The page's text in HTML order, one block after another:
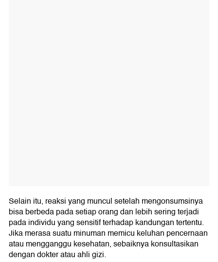
Selain itu, reaksi yang muncul setelah mengonsumsinya
bisa berbeda pada setiap orang dan lebih sering terjadi
pada individu yang sensitif terhadap kandungan tertentu.
Jika merasa suatu minuman memicu keluhan pencernaan
atau mengganggu kesehatan, sebaiknya konsultasikan
dengan dokter atau ahli gizi.